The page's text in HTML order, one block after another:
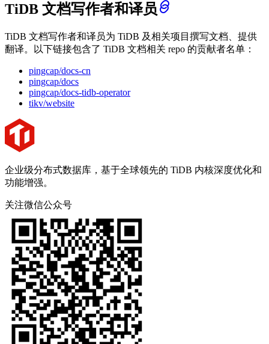
TiDB 文档写作者和译员
TiDB 文档写作者和译员为 TiDB 及相关项目撰写文档、提供
翻译。以下链接包含了 TiDB 文档相关 repo 的贡献者名单：
pingcap/docs-cn
pingcap/docs
pingcap/docs-tidb-operator
tikv/website
企业级分布式数据库，基于全球领先的 TiDB 内核深度优化和
功能增强。
关注微信公众号